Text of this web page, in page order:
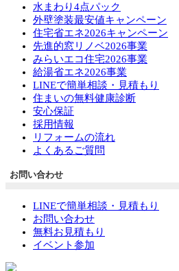
水まわり4点パック
外壁塗装最安値キャンペーン
住宅省エネ2026キャンペーン
先進的窓リノベ2026事業
みらいエコ住宅2026事業
給湯省エネ2026事業
LINEで簡単相談・見積もり
住まいの無料健康診断
安心保証
採用情報
リフォームの流れ
よくあるご質問
お問い合わせ
LINEで簡単相談・見積もり
お問い合わせ
無料お見積もり
イベント参加